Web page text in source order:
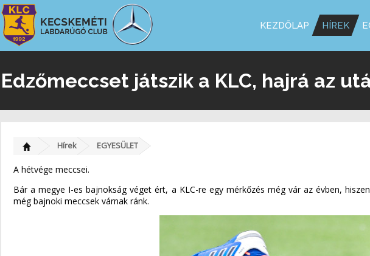
KEZDŐLAP HÍREK
Edzőmeccset játszik a KLC, hajrá az
Hírek EGYESÜLET
A hétvége meccsei.
Bár a megye I-es bajnokság véget ért, a KLC-re egy mérkőzés még vár az évben,
még bajnoki meccsek várnak ránk.